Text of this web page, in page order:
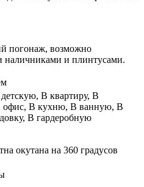
погонаж, возможно
наличниками и плинтусами.
В квартиру, В
В кухню, В ванную, В
В гардеробную
окутана на 360 градусов